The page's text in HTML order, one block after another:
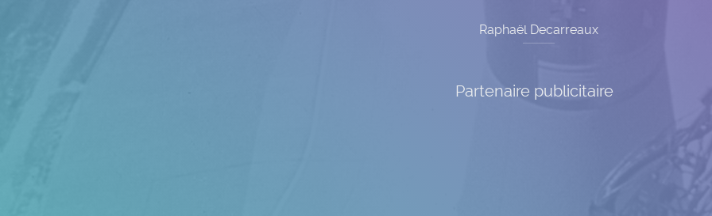
Raphaël Decarreaux
Partenaire publicitaire